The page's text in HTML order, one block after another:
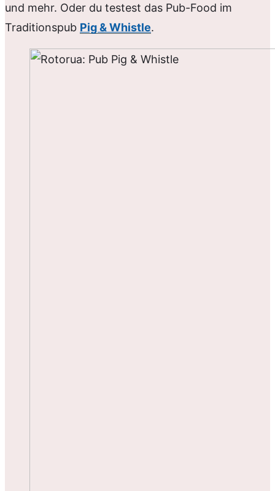
und mehr. Oder du testest das Pub-Food im
Traditionspub Pig & Whistle.